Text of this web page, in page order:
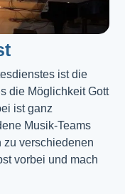
ist die
die Möglichkeit Gott
ist ganz
Musik-Teams
zu verschiedenen
vorbei und mach